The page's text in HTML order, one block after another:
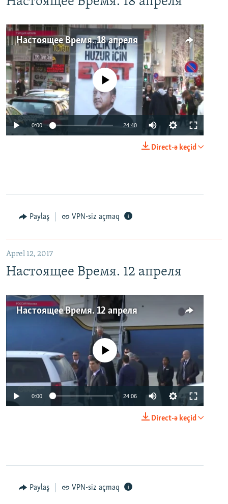
Настоящее Время. 18 апреля
No media source currently available
0:00 24:40
Direct-ə keçid
Paylaş VPN-siz açmaq
Aprel 12, 2017
Настоящее Время. 12 апреля
Настоящее Время. 12 апреля
No media source currently available
0:00 24:06
Direct-ə keçid
Paylaş VPN-siz açmaq